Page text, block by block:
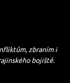
zbraním i
bojiště.